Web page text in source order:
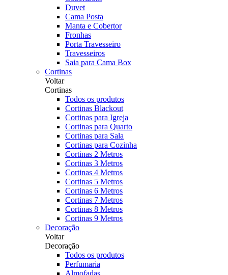
Duvet
Cama Posta
Manta e Cobertor
Fronhas
Porta Travesseiro
Travesseiros
Saia para Cama Box
Cortinas
Voltar
Cortinas
Todos os produtos
Cortinas Blackout
Cortinas para Igreja
Cortinas para Quarto
Cortinas para Sala
Cortinas para Cozinha
Cortinas 2 Metros
Cortinas 3 Metros
Cortinas 4 Metros
Cortinas 5 Metros
Cortinas 6 Metros
Cortinas 7 Metros
Cortinas 8 Metros
Cortinas 9 Metros
Decoração
Voltar
Decoração
Todos os produtos
Perfumaria
Almofadas